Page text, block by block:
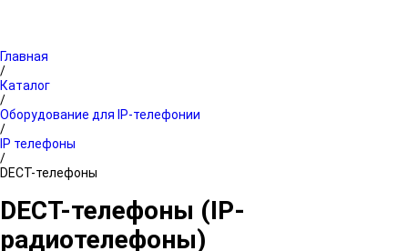
Главная
/
Каталог
/
Оборудование для IP-телефонии
/
IP телефоны
/
DECT-телефоны
DECT-телефоны (IP-
радиотелефоны)